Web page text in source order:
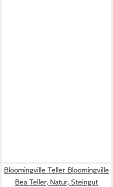
Bloomingville Teller Bloomingville
Bea Teller, Natur, Steingut